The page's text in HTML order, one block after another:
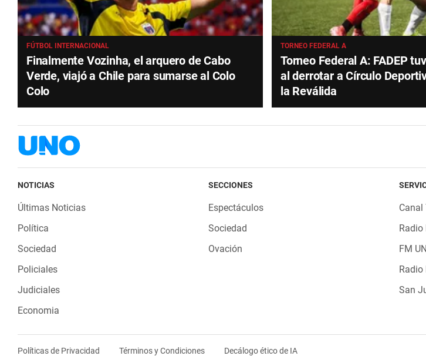
FÚTBOL INTERNACIONAL
Finalmente Vozinha, el arquero de Cabo
Verde, viajó a Chile para sumarse al Colo
Colo
TORNEO FEDERAL A
Torneo Federal A: FADEP
al derrotar a Círculo
la Reválida
NOTICIAS
Últimas Noticias
Política
Sociedad
Policiales
Judiciales
Economia
SECCIONES
Espectáculos
Sociedad
Ovación
Canal
Radio
FM
Radio
San
Políticas de Privacidad Términos y Condiciones Decálogo ético de IA